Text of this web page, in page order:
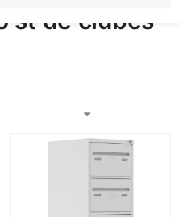
st de clubes